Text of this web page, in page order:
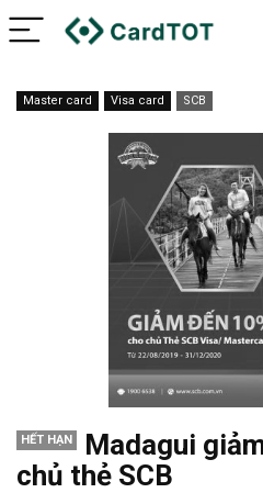
Master card Visa card SCB
HẾT HẠN
Madagui
chủ thẻ SCB